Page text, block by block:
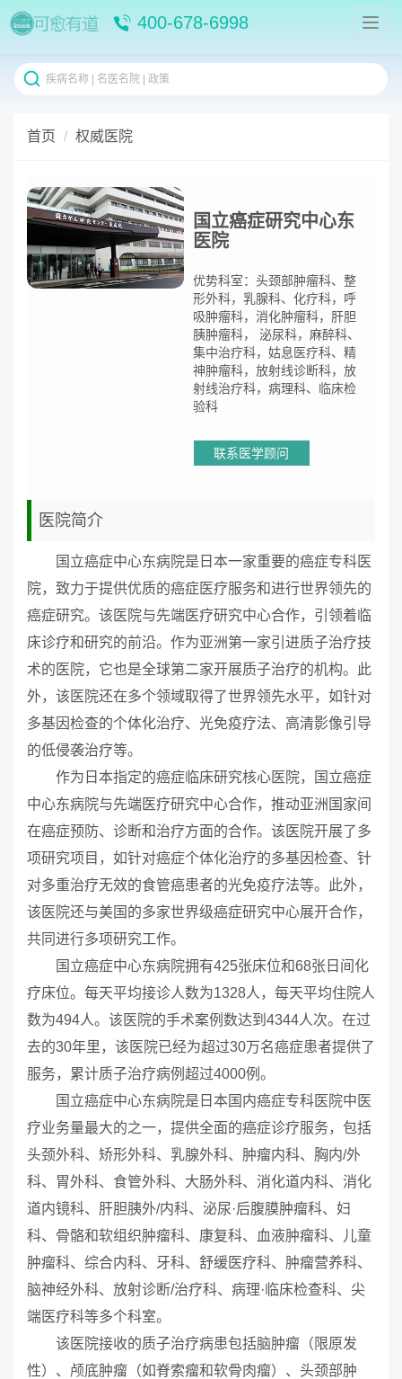
400-678-6998
首页 权威医院
国立癌症研究中心东
医院
优势科室：头颈部肿瘤科、整
形外科，乳腺科、化疗科，呼
吸肿瘤科，消化肿瘤科，肝胆
胰肿瘤科， 泌尿科，麻醉科、
集中治疗科，姑息医疗科、精
神肿瘤科，放射线诊断科，放
射线治疗科，病理科、临床检
验科
联系医学顾问
医院简介
国立癌症中心东病院是日本一家重要的癌症专科医
院，致力于提供优质的癌症医疗服务和进行世界领先的
癌症研究。该医院与先端医疗研究中心合作，引领着临
床诊疗和研究的前沿。作为亚洲第一家引进质子治疗技
术的医院，它也是全球第二家开展质子治疗的机构。此
外，该医院还在多个领域取得了世界领先水平，如针对
多基因检查的个体化治疗、光免疫疗法、高清影像引导
的低侵袭治疗等。
作为日本指定的癌症临床研究核心医院，国立癌症
中心东病院与先端医疗研究中心合作，推动亚洲国家间
在癌症预防、诊断和治疗方面的合作。该医院开展了多
项研究项目，如针对癌症个体化治疗的多基因检查、针
对多重治疗无效的食管癌患者的光免疫疗法等。此外，
该医院还与美国的多家世界级癌症研究中心展开合作，
共同进行多项研究工作。
国立癌症中心东病院拥有425张床位和68张日间化
疗床位。每天平均接诊人数为1328人，每天平均住院人
数为494人。该医院的手术案例数达到4344人次。在过
去的30年里，该医院已经为超过30万名癌症患者提供了
服务，累计质子治疗病例超过4000例。
国立癌症中心东病院是日本国内癌症专科医院中医
疗业务量最大的之一，提供全面的癌症诊疗服务，包括
头颈外科、矫形外科、乳腺外科、肿瘤内科、胸内/外
科、胃外科、食管外科、大肠外科、消化道内科、消化
道内镜科、肝胆胰外/内科、泌尿·后腹膜肿瘤科、妇
科、骨骼和软组织肿瘤科、康复科、血液肿瘤科、儿童
肿瘤科、综合内科、牙科、舒缓医疗科、肿瘤营养科、
脑神经外科、放射诊断/治疗科、病理·临床检查科、尖
端医疗科等多个科室。
该医院接收的质子治疗病患包括脑肿瘤（限原发
性）、颅底肿瘤（如脊索瘤和软骨肉瘤）、头颈部肿